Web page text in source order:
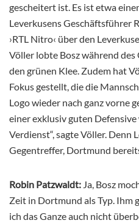
gescheitert ist. Es ist etwa
Leverkusens Geschäftsführer
›RTL Nitro‹ über den
Völler lobte Bosz während
den grünen Klee. Zudem hat
Fokus gestellt, die die
Logo wieder nach ganz vorne
einer exklusiv guten Defensive
Verdienst“, sagte Völler. Denn
Gegentreffer, Dortmund
Robin Patzwaldt: Ja, Bosz
Zeit in Dortmund als Typ. Ihm
ich das Ganze auch nicht